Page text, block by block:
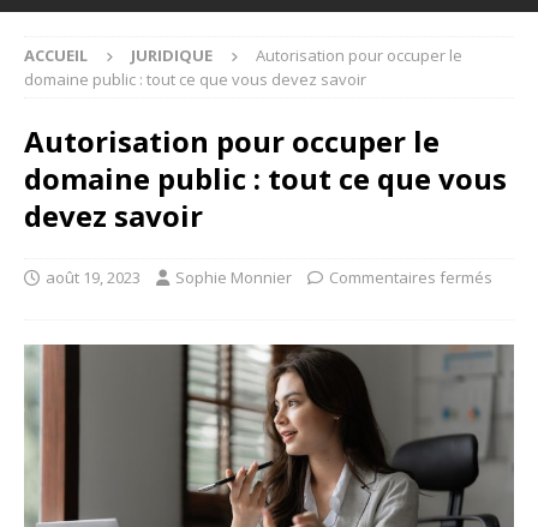
ACCUEIL JURIDIQUE
Autorisation pour occuper le
domaine public : tout ce que vous devez savoir
Autorisation pour occuper le
domaine public : tout ce que vous
devez savoir
août 19, 2023 Sophie Monnier Commentaires fermés